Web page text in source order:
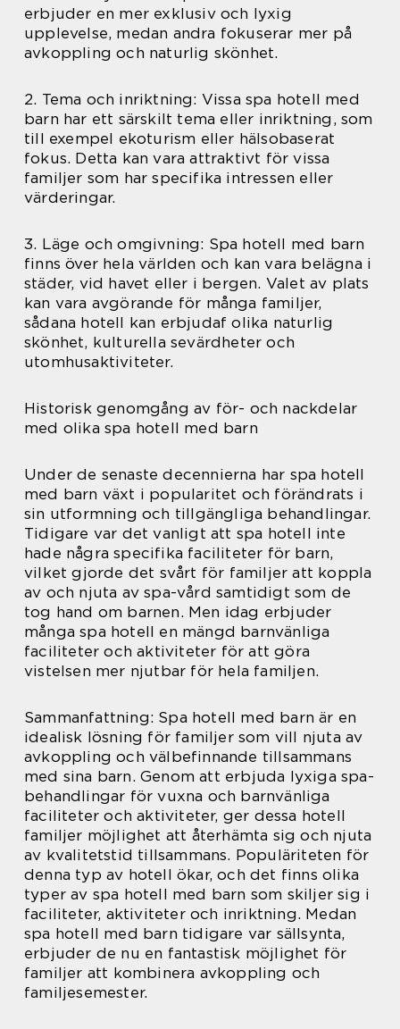
erbjuder en mer exklusiv och lyxig
upplevelse, medan andra fokuserar mer på
avkoppling och naturlig skönhet.
2. Tema och inriktning: Vissa spa hotell med
barn har ett särskilt tema eller inriktning, som
till exempel ekoturism eller hälsobaserat
fokus. Detta kan vara attraktivt för vissa
familjer som har specifika intressen eller
värderingar.
3. Läge och omgivning: Spa hotell med barn
finns över hela världen och kan vara belägna i
städer, vid havet eller i bergen. Valet av plats
kan vara avgörande för många familjer,
sådana hotell kan erbjudaf olika naturlig
skönhet, kulturella sevärdheter och
utomhusaktiviteter.
Historisk genomgång av för- och nackdelar
med olika spa hotell med barn
Under de senaste decennierna har spa hotell
med barn växt i popularitet och förändrats i
sin utformning och tillgängliga behandlingar.
Tidigare var det vanligt att spa hotell inte
hade några specifika faciliteter för barn,
vilket gjorde det svårt för familjer att koppla
av och njuta av spa-vård samtidigt som de
tog hand om barnen. Men idag erbjuder
många spa hotell en mängd barnvänliga
faciliteter och aktiviteter för att göra
vistelsen mer njutbar för hela familjen.
Sammanfattning: Spa hotell med barn är en
idealisk lösning för familjer som vill njuta av
avkoppling och välbefinnande tillsammans
med sina barn. Genom att erbjuda lyxiga spa-
behandlingar för vuxna och barnvänliga
faciliteter och aktiviteter, ger dessa hotell
familjer möjlighet att återhämta sig och njuta
av kvalitetstid tillsammans. Populäriteten för
denna typ av hotell ökar, och det finns olika
typer av spa hotell med barn som skiljer sig i
faciliteter, aktiviteter och inriktning. Medan
spa hotell med barn tidigare var sällsynta,
erbjuder de nu en fantastisk möjlighet för
familjer att kombinera avkoppling och
familjesemester.